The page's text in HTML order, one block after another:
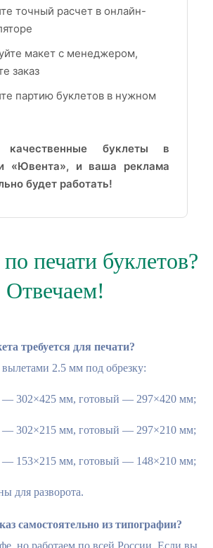
точный расчет в онлайн-
макет с менеджером,
заказ
партию буклетов в нужном
качественные буклеты в
«Ювента», и ваша реклама
будет работать!
печати буклетов?
Отвечаем!
требуется для печати?
2.5 мм под обрезку:
— 302×425 мм, готовый — 297×420 мм;
— 302×215 мм, готовый — 297×210 мм;
— 153×215 мм, готовый — 148×210 мм;
для разворота.
самостоятельно из типографии?